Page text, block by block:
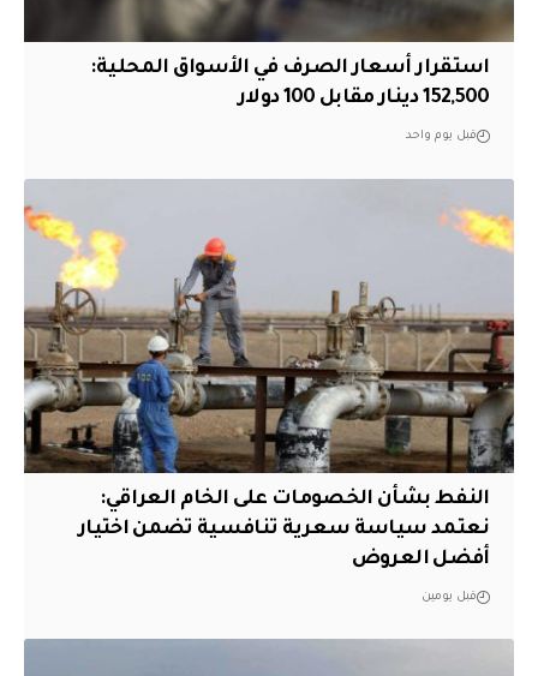
استقرار أسعار الصرف في الأسواق المحلية:
152,500 دينار مقابل 100 دولار
قبل يوم واحد
النفط بشأن الخصومات على الخام العراقي:
نعتمد سياسة سعرية تنافسية تضمن اختيار
أفضل العروض
قبل يومين